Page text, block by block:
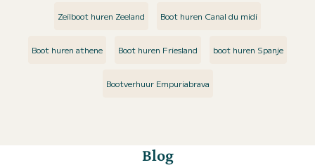
Zeilboot huren Zeeland Boot huren Canal du midi
Boot huren athene Boot huren Friesland boot huren Spanje
Bootverhuur Empuriabrava
Blog